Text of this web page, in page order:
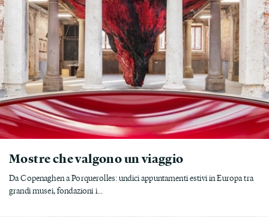
Mostre che valgono un viaggio
Da Copenaghen a Porquerolles: undici appuntamenti estivi in Europa tra
grandi musei, fondazioni i...